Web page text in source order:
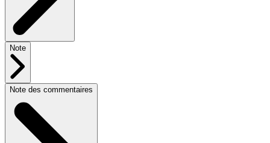
Note
Note des commentaires